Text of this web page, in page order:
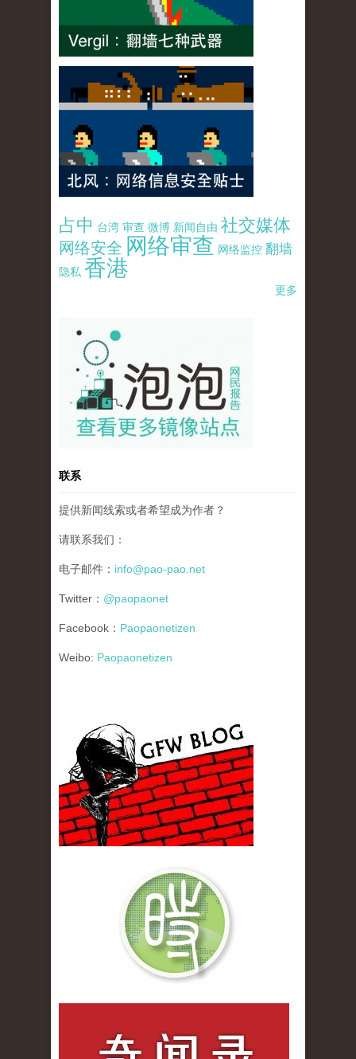
占中 台湾 审查 微博 新闻自由 社交媒体
网络安全 网络审查 网络监控 翻墙
隐私 香港
更多
pao-pao-banner-mirror-site-120814.jpg
联系
提供新闻线索或者希望成为作者？
请联系我们：
电子邮件： info@pao-pao.net
Twitter： @paopaonet
Facebook： Paopaonetizen
Weibo: Paopaonetizen
gfw_blog_small.jpg